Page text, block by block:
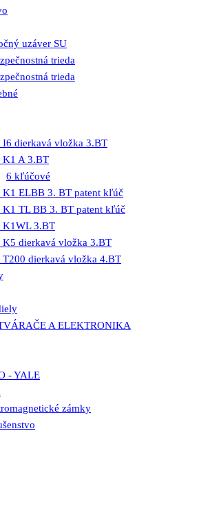
uzáver SU
trieda
trieda
I6 dierkavá vložka 3.BT
K1 A 3.BT
6 kľúčové
K1 ELBB 3. BT patent kľúč
K1 TL BB 3. BT patent kľúč
K1WL 3.BT
K5 dierkavá vložka 3.BT
T200 dierkavá vložka 4.BT
A ELEKTRONIKA
- YALE
zámky